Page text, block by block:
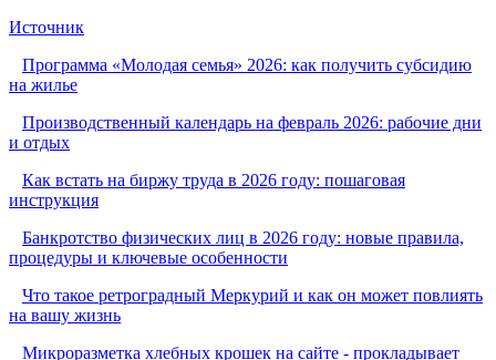
Источник
Программа «Молодая семья» 2026: как получить субсидию
на жилье
Производственный календарь на февраль 2026: рабочие дни
и отдых
Как встать на биржу труда в 2026 году: пошаговая
инструкция
Банкротство физических лиц в 2026 году: новые правила,
процедуры и ключевые особенности
Что такое ретроградный Меркурий и как он может повлиять
на вашу жизнь
Микроразметка хлебных крошек на сайте - прокладывает